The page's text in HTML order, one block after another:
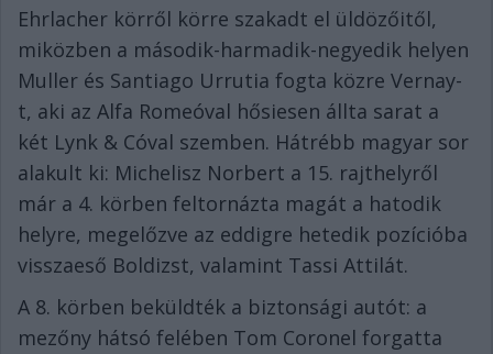
Ehrlacher körről körre szakadt el üldözőitől,
miközben a második-harmadik-negyedik helyen
Muller és Santiago Urrutia fogta közre Vernay-
t, aki az Alfa Romeóval hősiesen állta sarat a
két Lynk & Cóval szemben. Hátrébb magyar sor
alakult ki: Michelisz Norbert a 15. rajthelyről
már a 4. körben feltornázta magát a hatodik
helyre, megelőzve az eddigre hetedik pozícióba
visszaeső Boldizst, valamint Tassi Attilát.
A 8. körben beküldték a biztonsági autót: a
mezőny hátsó felében Tom Coronel forgatta